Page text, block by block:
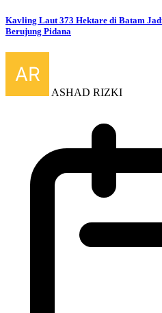
Kavling Laut 373 Hektare di Batam
Berujung Pidana
ASHAD RIZKI